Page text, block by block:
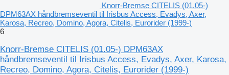
Knorr-Bremse CITELIS (01.05-)
DPM63AX håndbremseventil til Irisbus Access, Evadys, Axer,
Karosa, Recreo, Domino, Agora, Citelis, Eurorider (1999-)
6
Knorr-Bremse CITELIS (01.05-) DPM63AX
håndbremseventil til Irisbus Access, Evadys, Axer, Karosa,
Recreo, Domino, Agora, Citelis, Eurorider (1999-)